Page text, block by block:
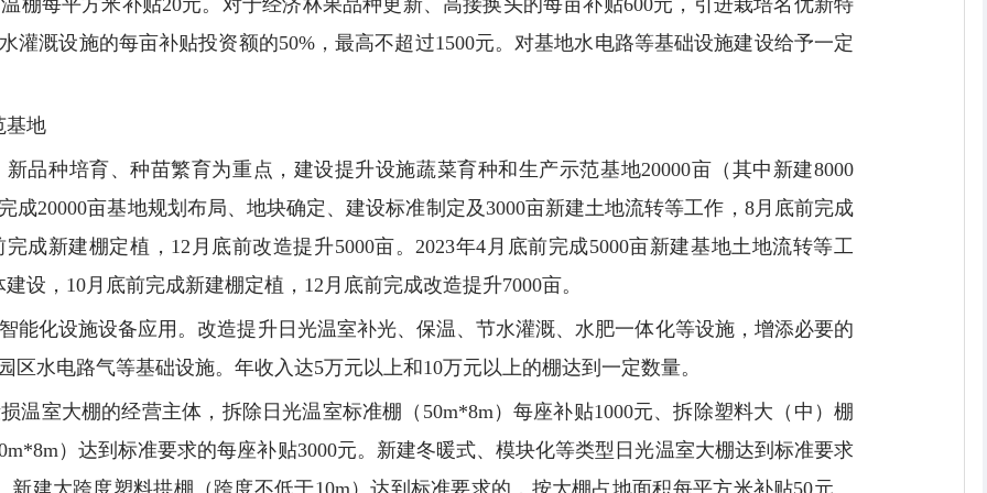
灌溉设施的每亩补贴投资额的50%，最高不超过1500元。对基地水电路等基础设施建设给予一定
基地
品种培育、种苗繁育为重点，建设提升设施蔬菜育种和生产示范基地20000亩（其中新建8000
成20000亩基地规划布局、地块确定、建设标准制定及3000亩新建土地流转等工作，8月底前完成
成新建棚定植，12月底前改造提升5000亩。2023年4月底前完成5000亩新建基地土地流转等工
设，10月底前完成新建棚定植，12月底前完成改造提升7000亩。
能化设施设备应用。改造提升日光温室补光、保温、节水灌溉、水肥一体化等设施，增添必要的
水电路气等基础设施。年收入达5万元以上和10万元以上的棚达到一定数量。
温室大棚的经营主体，拆除日光温室标准棚（50m*8m）每座补贴1000元、拆除塑料大（中）棚
）达到标准要求的每座补贴3000元。新建冬暖式、模块化等类型日光温室大棚达到标准要求
建大跨度塑料拱棚（跨度不低于10m）达到标准要求的，按大棚占地面积每平方米补贴50元。